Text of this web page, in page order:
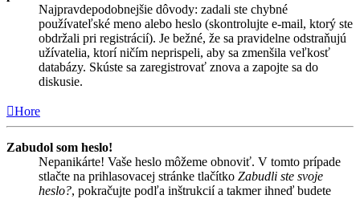
Najpravdepodobnejšie dôvody: zadali ste chybné
používateľské meno alebo heslo (skontrolujte e-mail, ktorý ste
obdržali pri registrácií). Je bežné, že sa pravidelne odstraňujú
užívatelia, ktorí ničím neprispeli, aby sa zmenšila veľkosť
databázy. Skúste sa zaregistrovať znova a zapojte sa do
diskusie.
Hore
Zabudol som heslo!
Nepanikárte! Vaše heslo môžeme obnoviť. V tomto prípade
stlačte na prihlasovacej stránke tlačítko Zabudli ste svoje
heslo?, pokračujte podľa inštrukcií a takmer ihneď budete